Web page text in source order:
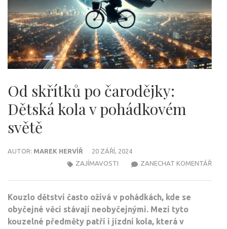
Od skřítků po čarodějky:
Dětská kola v pohádkovém
světě
AUTOR: MAREK HERVÍŘ
20 ZÁŘÍ, 2024
ZANECHAT KOMENTÁŘNA
ZAJÍMAVOSTI
Kouzlo dětství často ožívá v pohádkách, kde se
obyčejné věci stávají neobyčejnými. Mezi tyto
kouzelné předměty patří i jízdní kola, která v